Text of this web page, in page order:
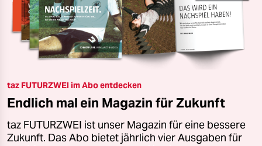
taz FUTURZWEI im Abo entdecken
Endlich mal ein Magazin für Zukunft
taz FUTURZWEI ist unser Magazin für eine bessere
Zukunft. Das Abo bietet jährlich vier Ausgaben für